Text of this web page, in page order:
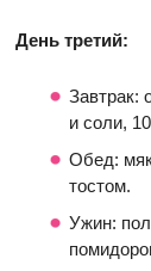
День третий:
Завтрак:
и соли,
Обед:
тостом.
Ужин: